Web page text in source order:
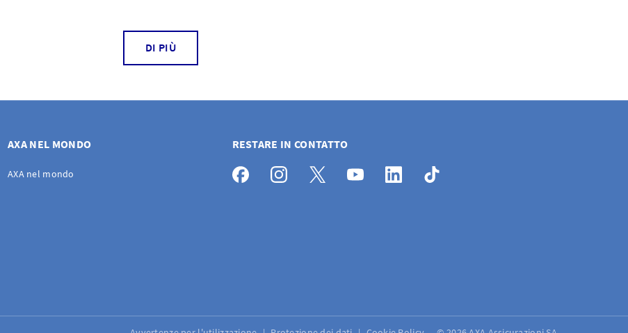
DI PIÙ
AXA NEL MONDO
AXA nel mondo
RESTARE IN CONTATTO